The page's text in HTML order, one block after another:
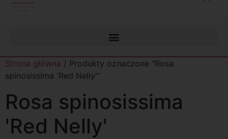
Strona główna / Produkty oznaczone “Rosa
spinosissima 'Red Nelly'”
Rosa spinosissima
'Red Nelly'